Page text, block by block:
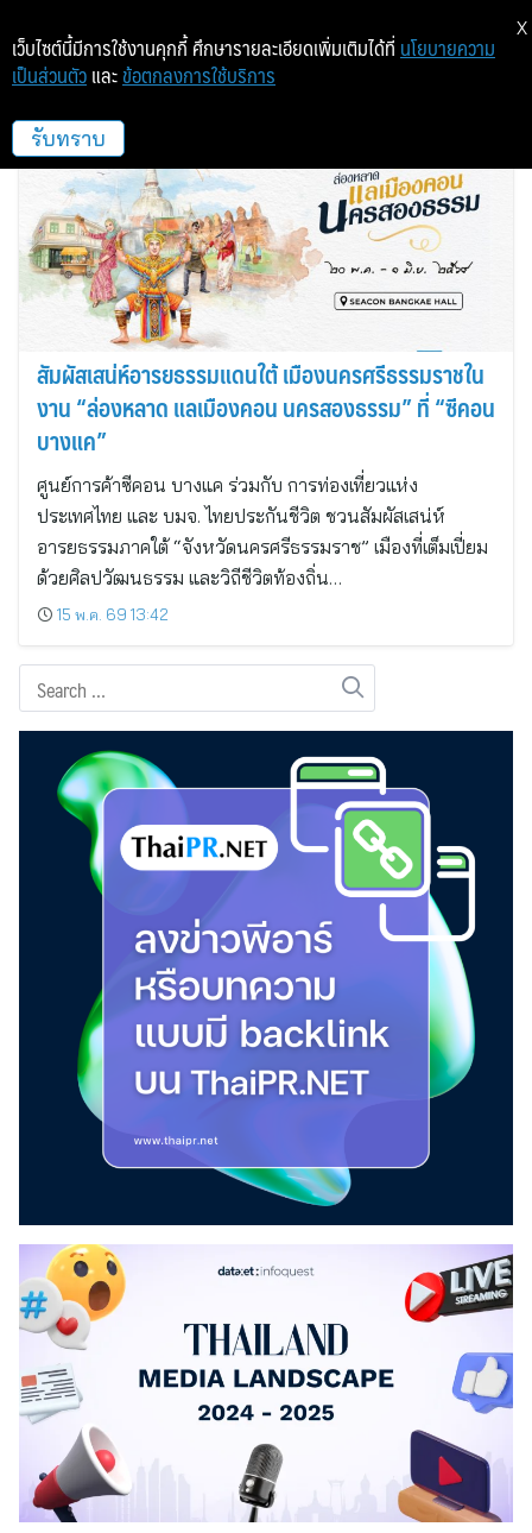
ซีคอนบางแค
สัมผัสเสน่ห์อารยธรรมแดนใต้ เมืองนครศรีธรรมราชใน
งาน “ล่องหลาด แลเมืองคอน นครสองธรรม” ที่ “ซีคอน
บางแค”
ศูนย์การค้าซีคอน บางแค ร่วมกับ การท่องเที่ยวแห่ง
ประเทศไทย และ บมจ. ไทยประกันชีวิต ชวนสัมผัสเสน่ห์
อารยธรรมภาคใต้ “จังหวัดนครศรีธรรมราช” เมืองที่เต็มเปี่ยม
ด้วยศิลปวัฒนธรรม และวิถีชีวิตท้องถิ่น…
15 พ.ค. 69 13:42
เว็บไซต์นี้มีการใช้งานคุกกี้ ศึกษารายละเอียดเพิ่มเติมได้ที่ นโยบายความ
เป็นส่วนตัว และ ข้อตกลงการใช้บริการ
รับทราบ
X